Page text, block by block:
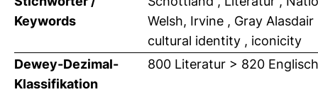
Keywords
Welsh, Irvine , Gray
cultural identity , iconicity
Dewey-Dezimal-
Klassifikation
800 Literatur > 820